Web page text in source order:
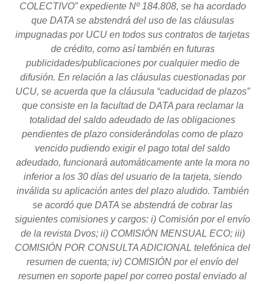
COLECTIVO” expediente Nº 184.808, se ha acordado
que DATA se abstendrá del uso de las cláusulas
impugnadas por UCU en todos sus contratos de tarjetas
de crédito, como así también en futuras
publicidades/publicaciones por cualquier medio de
difusión. En relación a las cláusulas cuestionadas por
UCU, se acuerda que la cláusula “caducidad de plazos”
que consiste en la facultad de DATA para reclamar la
totalidad del saldo adeudado de las obligaciones
pendientes de plazo considerándolas como de plazo
vencido pudiendo exigir el pago total del saldo
adeudado, funcionará automáticamente ante la mora no
inferior a los 30 días del usuario de la tarjeta, siendo
inválida su aplicación antes del plazo aludido. También
se acordó que DATA se abstendrá de cobrar las
siguientes comisiones y cargos: i) Comisión por el envío
de la revista Dvos; ii) COMISIÓN MENSUAL ECO; iii)
COMISIÓN POR CONSULTA ADICIONAL telefónica del
resumen de cuenta; iv) COMISIÓN por el envío del
resumen en soporte papel por correo postal enviado al